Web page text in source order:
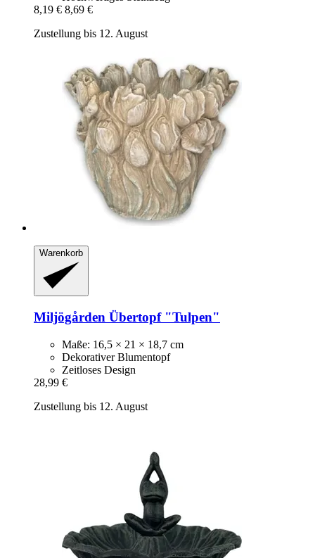
8,19 € 8,69 €
Zustellung bis 12. August
Warenkorb
Miljögården Übertopf "Tulpen"
Maße: 16,5 × 21 × 18,7 cm
Dekorativer Blumentopf
Zeitloses Design
28,99 €
Zustellung bis 12. August